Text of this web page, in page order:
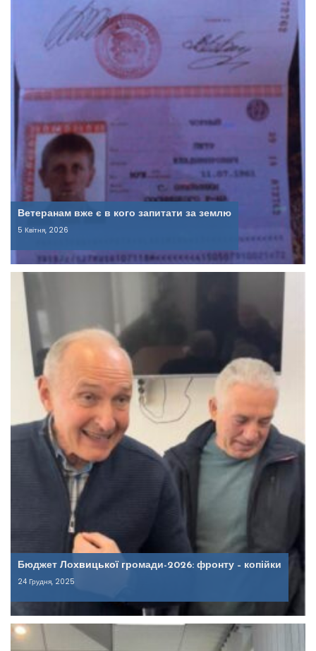
Ветеранам вже є в кого запитати за землю
5 Квітня, 2026
Бюджет Лохвицької громади-2026: фронту – копійки
24 Грудня, 2025